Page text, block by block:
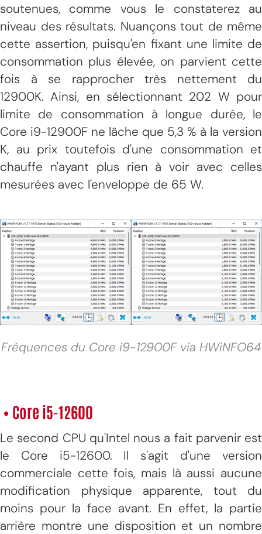
soutenues, comme vous le constaterez au
niveau des résultats. Nuançons tout de même
cette assertion, puisqu'en fixant une limite de
consommation plus élevée, on parvient cette
fois à se rapprocher très nettement du
12900K. Ainsi, en sélectionnant 202 W pour
limite de consommation à longue durée, le
Core i9-12900F ne lâche que 5,3 % à la version
K, au prix toutefois d'une consommation et
chauffe n'ayant plus rien à voir avec celles
mesurées avec l'enveloppe de 65 W.
Fréquences du Core i9-12900F via HWiNFO64
• Core i5-12600
Le second CPU qu'Intel nous a fait parvenir est
le Core i5-12600. Il s'agit d'une version
commerciale cette fois, mais là aussi aucune
modification physique apparente, tout du
moins pour la face avant. En effet, la partie
arrière montre une disposition et un nombre